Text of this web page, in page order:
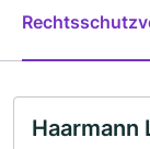
Haarmann